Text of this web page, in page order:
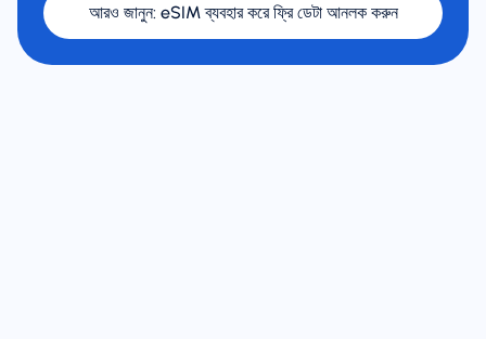
আরও জানুন: eSIM ব্যবহার করে ফ্রি ডেটা আনলক করুন